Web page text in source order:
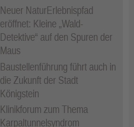
Neuer NaturErlebnispfad
eröffnet: Kleine „Wald-
Detektive“ auf den Spuren der
Maus
Baustellenführung führt auch in
die Zukunft der Stadt
Königstein
Klinikforum zum Thema
Karpaltunnelsyndrom